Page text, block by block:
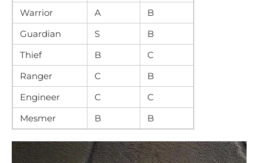
Warrior A
B
Guardian
S
B
Thief
B
C
Ranger
C
B
Engineer
C
C
Mesmer
B B